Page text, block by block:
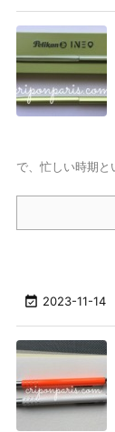
で、忙しい時期
 2023-11-14